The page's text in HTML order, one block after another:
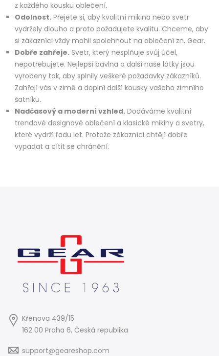
z každého kousku oblečení.
Odolnost. Přejete si, aby kvalitní mikina nebo svetr
vydržely dlouho a proto požadujete kvalitu. Chceme, aby
si zákazníci vždy mohli spolehnout na oblečení zn. Gear.
Dobře zahřeje. Svetr, který nesplňuje svůj účel,
nepotřebujete. Nejlepší bavlna a další naše látky jsou
vyrobeny tak, aby splnily veškeré požadavky zákazníků.
Zahřejí vás v zimě a doplní další kousky vašeho zimního
šatníku.
Nadčasový a moderní vzhled. Dodáváme kvalitní
trendové designové oblečení a klasické mikiny a svetry,
které vydrží řadu let. Protože zákazníci chtějí dobře
vypadat a cítit se chránění.
Křenova 439/15
162 00 Praha 6, Česká republika
support@geareshop.com